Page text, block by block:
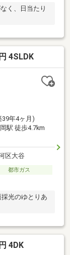
く、日当たり
4SLDK
39年4ヶ月)
駅 徒歩4.7km
区大谷
都市ガス
光のゆとりあ
4DK